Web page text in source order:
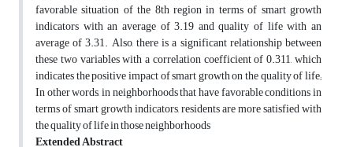
favorable situation of the 8th region in terms of smart growth
indicators with an average of 3.19 and quality of life with an
average of 3.31. Also, there is a significant relationship between
these two variables with a correlation coefficient of 0.311, which
indicates the positive impact of smart growth on the quality of life;
In other words, in neighborhoods that have favorable conditions in
terms of smart growth indicators, residents are more satisfied with
the quality of life in those neighborhoods
Extended Abstract